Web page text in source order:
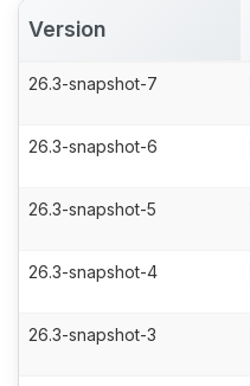
Version
26.3-snapshot-7
26.3-snapshot-6
26.3-snapshot-5
26.3-snapshot-4
26.3-snapshot-3